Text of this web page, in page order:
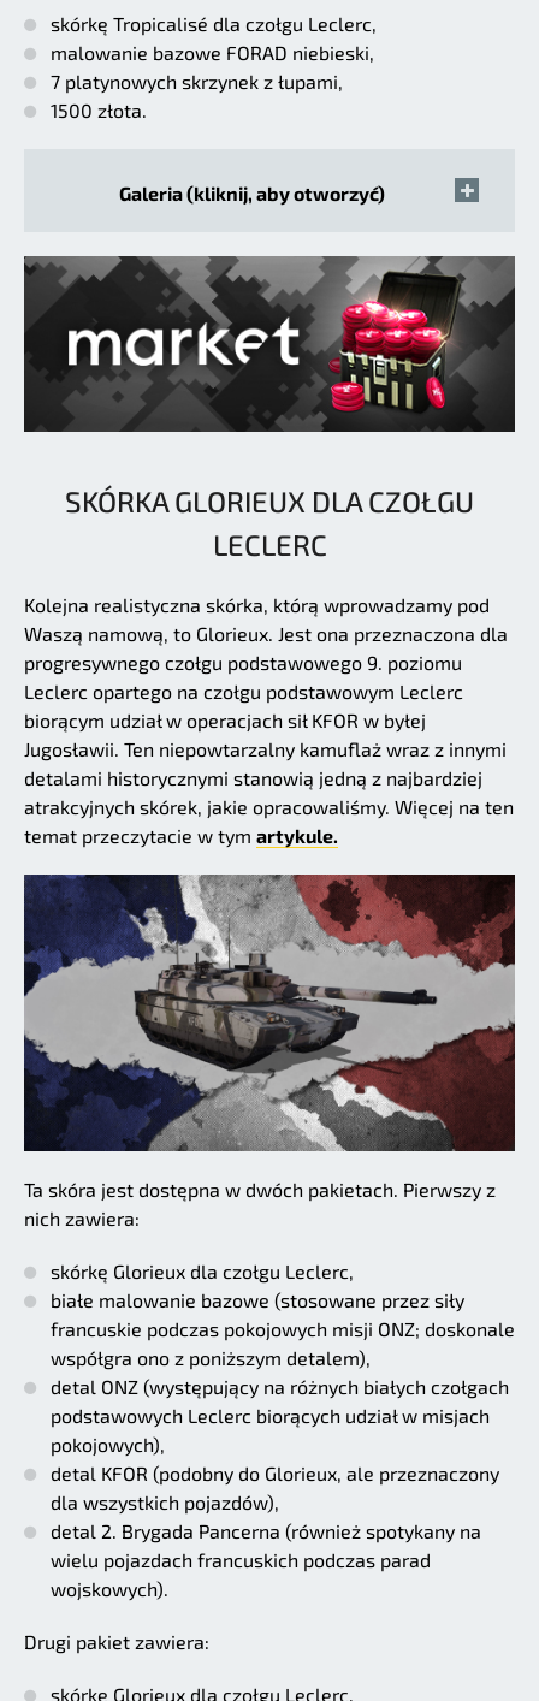
skórkę Tropicalisé dla czołgu Leclerc,
malowanie bazowe FORAD niebieski,
7 platynowych skrzynek z łupami,
1500 złota.
Galeria (kliknij, aby otworzyć)
SKÓRKA GLORIEUX DLA CZOŁGU
LECLERC
Kolejna realistyczna skórka, którą wprowadzamy pod
Waszą namową, to Glorieux. Jest ona przeznaczona dla
progresywnego czołgu podstawowego 9. poziomu
Leclerc opartego na czołgu podstawowym Leclerc
biorącym udział w operacjach sił KFOR w byłej
Jugosławii. Ten niepowtarzalny kamuflaż wraz z innymi
detalami historycznymi stanowią jedną z najbardziej
atrakcyjnych skórek, jakie opracowaliśmy. Więcej na ten
temat przeczytacie w tym artykule.
Ta skóra jest dostępna w dwóch pakietach. Pierwszy z
nich zawiera:
skórkę Glorieux dla czołgu Leclerc,
białe malowanie bazowe (stosowane przez siły
francuskie podczas pokojowych misji ONZ; doskonale
współgra ono z poniższym detalem),
detal ONZ (występujący na różnych białych czołgach
podstawowych Leclerc biorących udział w misjach
pokojowych),
detal KFOR (podobny do Glorieux, ale przeznaczony
dla wszystkich pojazdów),
detal 2. Brygada Pancerna (również spotykany na
wielu pojazdach francuskich podczas parad
wojskowych).
Drugi pakiet zawiera:
skórkę Glorieux dla czołgu Leclerc,